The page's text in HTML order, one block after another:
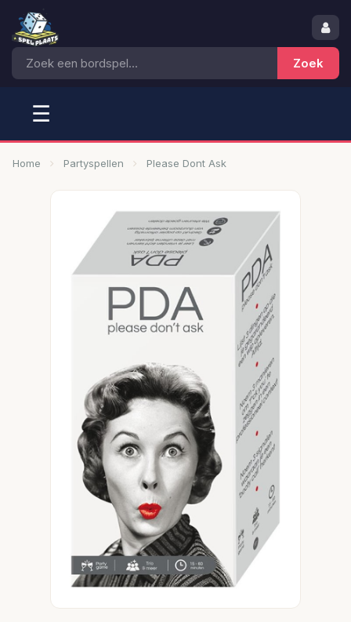
☰
Home Partyspellen Please Dont Ask